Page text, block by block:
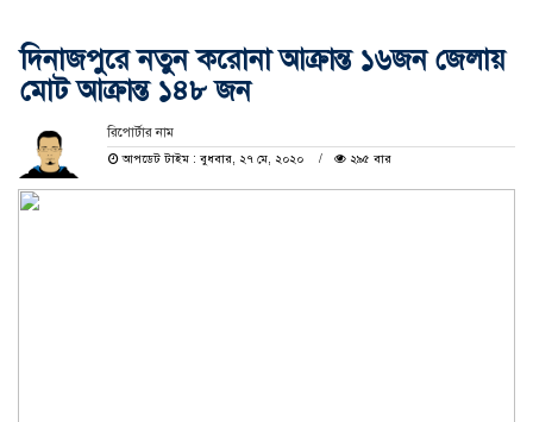
দিনাজপুরে নতুন করোনা আক্রান্ত ১৬জন জেলায়
মোট আক্রান্ত ১৪৮ জন
রিপোর্টার নাম
আপডেট টাইম : বুধবার, ২৭ মে, ২০২০
২৯৫ বার